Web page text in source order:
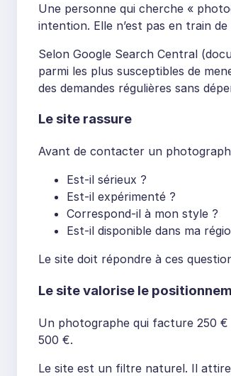
Une personne qui cherche «
intention. Elle n’est pas en train
Selon Google Search Central
parmi les plus susceptibles de
des demandes régulières sans
Le site rassure
Avant de contacter un
Est-il sérieux ?
Est-il expérimenté ?
Correspond-il à mon style ?
Est-il disponible dans ma
Le site doit répondre à ces
Le site valorise le
Un photographe qui facture 250 €
500 €.
Le site est un filtre naturel. Il